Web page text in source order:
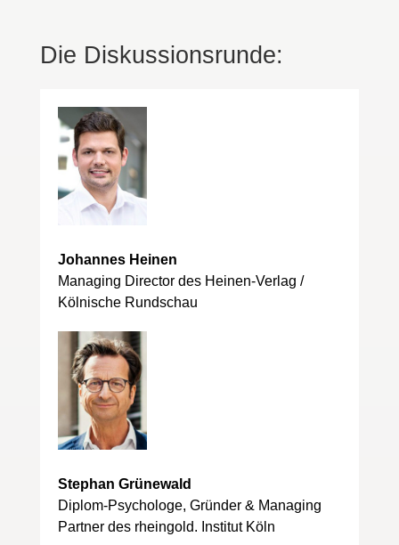
Die Diskussionsrunde:
Johannes Heinen
Managing Director des Heinen-Verlag /
Kölnische Rundschau
Stephan Grünewald
Diplom-Psychologe, Gründer & Managing
Partner des rheingold. Institut Köln